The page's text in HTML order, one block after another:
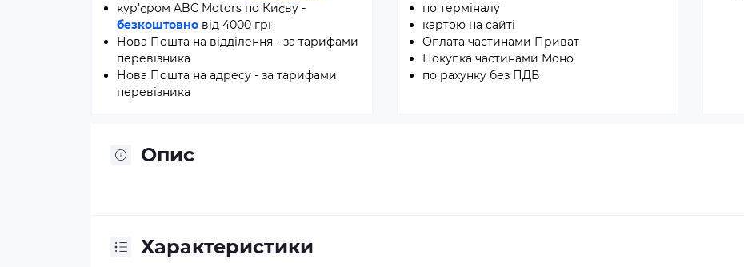
кур’єром ABC Motors по Києву -
безкоштовно від 4000 грн
Нова Пошта на відділення - за тарифами
перевізника
Нова Пошта на адресу - за тарифами
перевізника
по терміналу
картою на сайті
Оплата частинами Приват
Покупка частинами Моно
по рахунку без ПДВ
Опис
Характеристики